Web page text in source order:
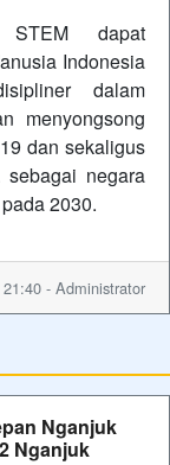
STEM dapat
Indonesia
dalam
menyongsong
dan sekaligus
sebagai negara
2030.
- Administrator
Nganjuk
Nganjuk